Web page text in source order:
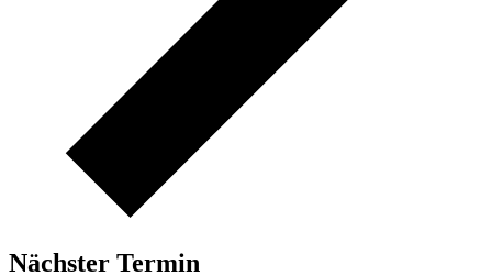
Nächster Termin